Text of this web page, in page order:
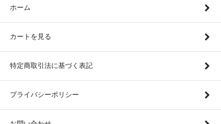
ホーム
カートを見る
特定商取引法に基づく表記
プライバシーポリシー